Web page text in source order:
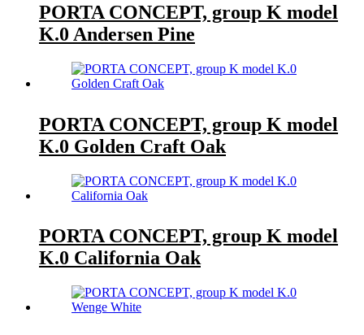
PORTA CONCEPT, group K model
K.0 Andersen Pine
PORTA CONCEPT, group K model
K.0 Golden Craft Oak
PORTA CONCEPT, group K model
K.0 California Oak